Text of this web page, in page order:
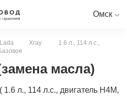
Омск
Lada Xray
1.6 л., 114 л.с.,
масла)
л., 114 л.с., двигатель H4M,
СЕРВИС